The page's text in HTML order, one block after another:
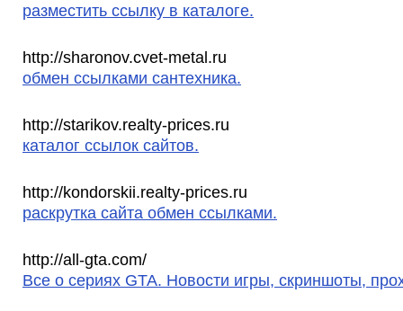
разместить ссылку в каталоге.
http://sharonov.cvet-metal.ru
обмен ссылками сантехника.
http://starikov.realty-prices.ru
каталог ссылок сайтов.
http://kondorskii.realty-prices.ru
раскрутка сайта обмен ссылками.
http://all-gta.com/
Все о сериях GTA. Новости игры, скриншоты,